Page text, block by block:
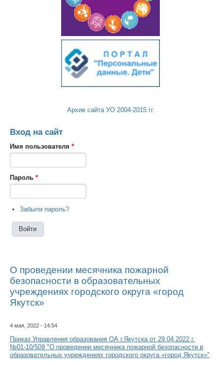
Архив сайта УО 2004-2015 гг.
Вход на сайт
Имя пользователя *
Пароль *
Забыли пароль?
О проведении месячника пожарной
безопасности в образовательных
учреждениях городского округа «город
Якутск»
4 мая, 2022 - 14:54
Приказ Управления образования ОА г.Якутска от 29.04.2022 г.
№01-10/509 "О проведении месячника пожарной безопасности в
образовательных учреждениях городского округа «город Якутск»"